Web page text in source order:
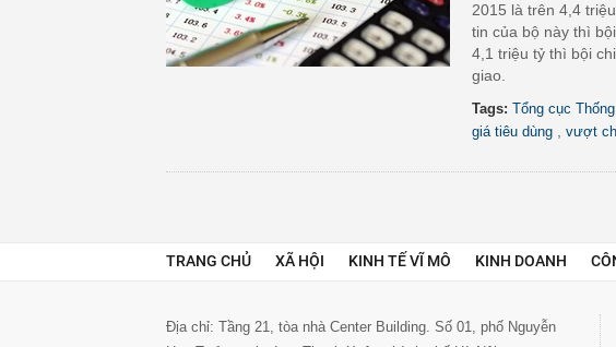
2015 là trên 4,4
tin của bộ này thì
4,1 triệu tỷ thì bội
giao.
Tags: Tổng cục
giá tiêu dùng
vượt
TRANG CHỦ XÃ HỘI KINH TẾ VĨ MÔ KINH DOANH
Địa chỉ: Tầng 21, tòa nhà Center Building. Số 01, phố Nguyễn